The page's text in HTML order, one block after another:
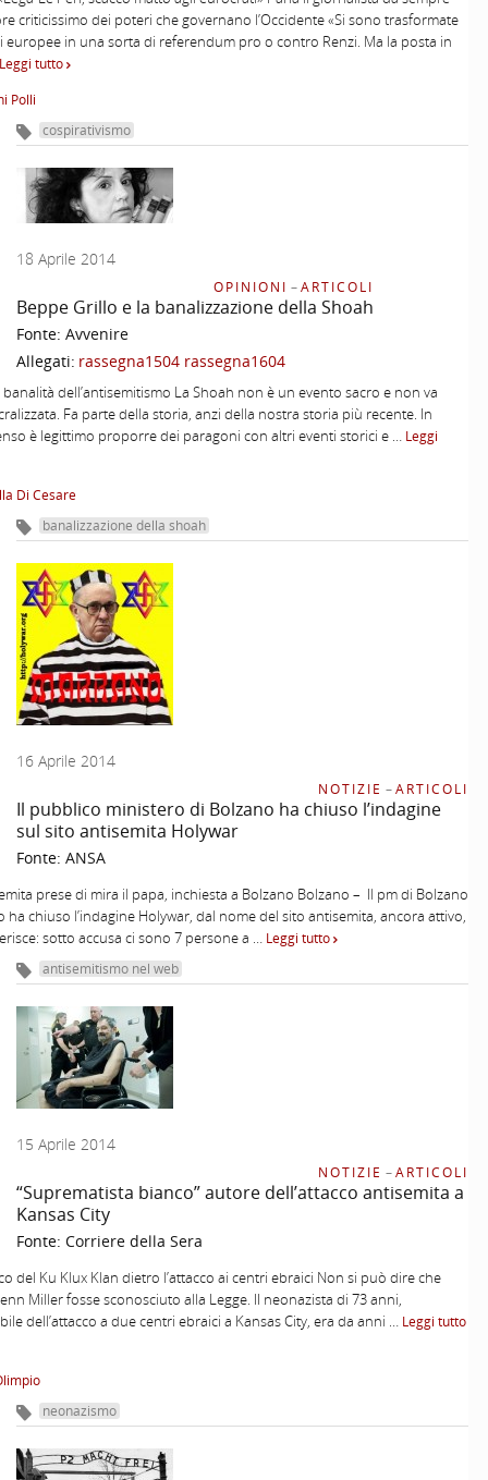
criticissimo dei poteri che governano l’Occidente «Si sono trasformate
europee in una sorta di referendum pro o contro Renzi. Ma la posta in
Leggi tutto
Polli
cospirativismo
18 Aprile 2014
OPINIONI –ARTICOLI
Beppe Grillo e la banalizzazione della Shoah
Fonte: Avvenire
Allegati: rassegna1504 rassegna1604
dell’antisemitismo La Shoah non è un evento sacro e non va
Fa parte della storia, anzi della nostra storia più recente. In
è legittimo proporre dei paragoni con altri eventi storici e … Leggi
Di Cesare
banalizzazione della shoah
16 Aprile 2014
NOTIZIE –ARTICOLI
Il pubblico ministero di Bolzano ha chiuso l’indagine
sul sito antisemita Holywar
Fonte: ANSA
prese di mira il papa, inchiesta a Bolzano Bolzano – Il pm di Bolzano
ha chiuso l’indagine Holywar, dal nome del sito antisemita, ancora attivo,
sotto accusa ci sono 7 persone a … Leggi tutto
antisemitismo nel web
15 Aprile 2014
NOTIZIE –ARTICOLI
“Suprematista bianco” autore dell’attacco antisemita a
Kansas City
Fonte: Corriere della Sera
del Ku Klux Klan dietro l’attacco ai centri ebraici Non si può dire che
Miller fosse sconosciuto alla Legge. II neonazista di 73 anni,
dell’attacco a due centri ebraici a Kansas City, era da anni … Leggi tutto
neonazismo